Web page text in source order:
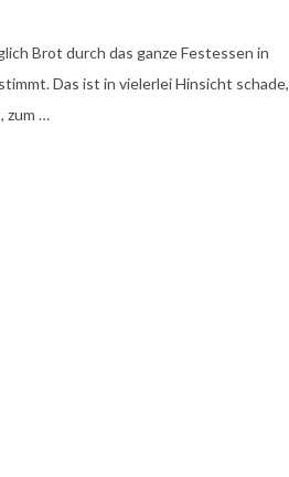
Brot durch das ganze Festessen in
Das ist in vielerlei Hinsicht schade,
zum …